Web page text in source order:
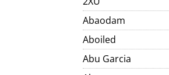
Abaodam
Aboiled
Abu Garcia